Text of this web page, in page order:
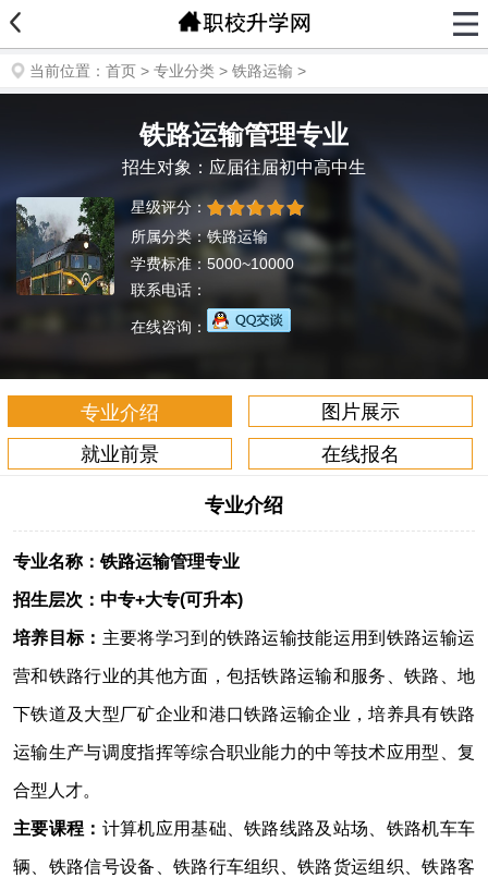
当前位置： 首页 > 专业分类 > 铁路运输 >
铁路运输管理专业
招生对象：应届往届初中高中生
星级评分：
所属分类：铁路运输
学费标准：5000~10000
联系电话：
在线咨询：
专业介绍
图片展示
就业前景
在线报名
专业介绍
专业名称：铁路运输管理专业
招生层次：中专+大专(可升本)
培养目标： 主要将学习到的铁路运输技能运用到铁路运输运
营和铁路行业的其他方面，包括铁路运输和服务、铁路、地
下铁道及大型厂矿企业和港口铁路运输企业，培养具有铁路
运输生产与调度指挥等综合职业能力的中等技术应用型、复
合型人才。
主要课程： 计算机应用基础、铁路线路及站场、铁路机车车
辆、铁路信号设备、铁路行车组织、铁路货运组织、铁路客